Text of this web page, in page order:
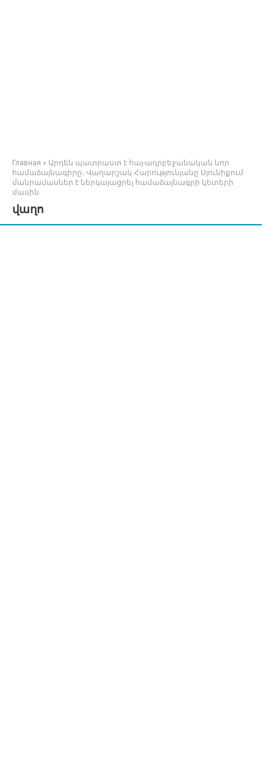
Главная » Արդեն պատրաստ է հայ-ադրբեջանական նոր
համաձայնագիրը․ Վաղարշակ Հարությունյանը Սյունիքում
մանրամասներ է ներկայացրել համաձայնագրի կետերի
մասին
վաղո